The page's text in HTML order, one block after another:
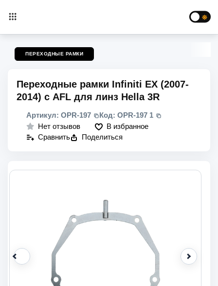
ПЕРЕХОДНЫЕ РАМКИ
Переходные рамки Infiniti EX (2007-
2014) с AFL для линз Hella 3R
Артикул: OPR-197 Код: OPR-197 1
Нет отзывов
В избранное
Сравнить
Поделиться